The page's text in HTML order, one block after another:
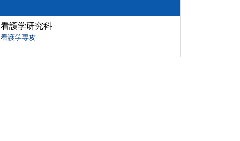
看護学研究科
看護学専攻